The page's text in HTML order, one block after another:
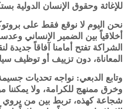
للإغاثة وحقوق الإنسان الدولية
نحن اليوم لا نوقع فقط على
أخلاقياً بين الضمير الإنساني
الشراكة تفتح أمامنا آفاقاً
المعاناة، دون تزييف أو توظيف
وتابع الدبعي: نواجه تحديات
وخرق ممنهج للكرامة، ولا يمكننا
شجاعة كهذه، تربط بين من يروي